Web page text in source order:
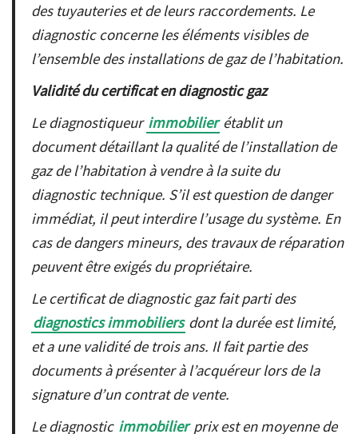
des tuyauteries et de leurs raccordements. Le
diagnostic concerne les éléments visibles de
l’ensemble des installations de gaz de l’habitation.
Validité du certificat en diagnostic gaz
Le diagnostiqueur immobilierétablit un
document détaillant la qualité de l’installation de
gaz de l’habitation à vendre à la suite du
diagnostic technique. S’il est question de danger
immédiat, il peut interdire l’usage du système. En
cas de dangers mineurs, des travaux de réparation
peuvent être exigés du propriétaire.
Le certificat de diagnostic gaz fait parti des
diagnostics immobiliers dont la durée est limité,
et a une validité de trois ans. Il fait partie des
documents à présenter à l’acquéreur lors de la
signature d’un contrat de vente.
Le diagnostic immobilierprix est en moyenne de